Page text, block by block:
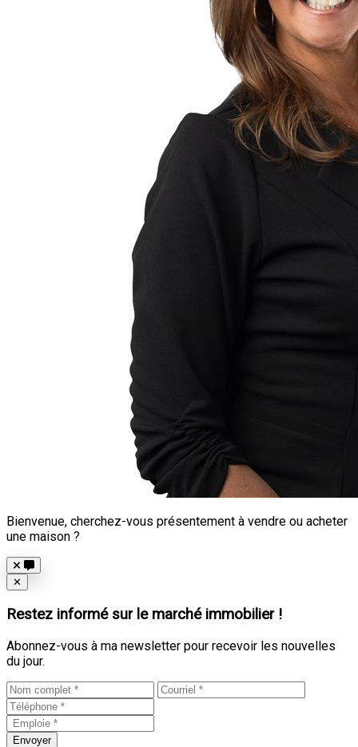
Bienvenue, cherchez-vous présentement à vendre ou acheter
une maison ?
Close
✕
Restez informé sur le marché immobilier !
Abonnez-vous à ma newsletter pour recevoir les nouvelles
du jour.
Envoyer